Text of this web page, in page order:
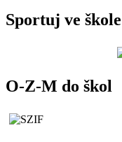
Sportuj ve škole
O-Z-M do škol